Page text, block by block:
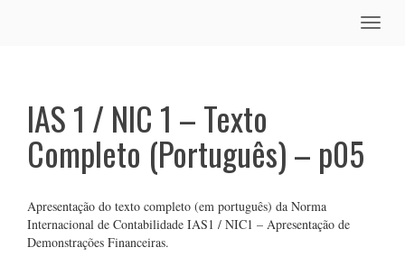
Toggle
IAS 1 / NIC 1 – Texto
Completo (Português) – p05
Apresentação do texto completo (em português) da Norma
Internacional de Contabilidade IAS1 / NIC1 – Apresentação de
Demonstrações Financeiras.